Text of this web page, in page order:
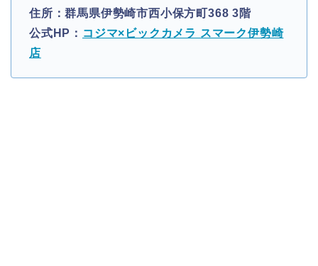
住所：群馬県伊勢崎市西小保方町368 3階
公式HP： コジマ×ビックカメラ スマーク伊勢崎
店